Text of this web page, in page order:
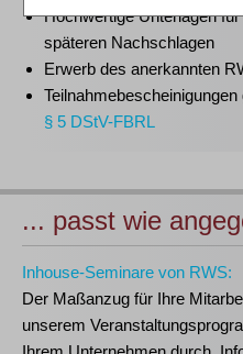
Hochwertige Unterlagen
späteren Nachschlagen
Erwerb des anerkannten
§ 5 DStV-FBRL
... passt wie
Inhouse-Seminare von RWS:
Der Maßanzug für Ihre
unserem